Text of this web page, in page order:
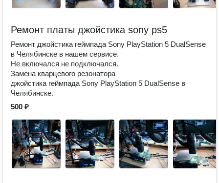
Ремонт платы джойстика sony ps5
Ремонт джойстика геймпада Sony PlayStation 5 DualSense
в Челябинске в нашем сервисе.
Не включался не подключался.
Замена кварцевого резонатора
джойстика геймпада Sony PlayStation 5 DualSense в
Челябинске.
500 ₽